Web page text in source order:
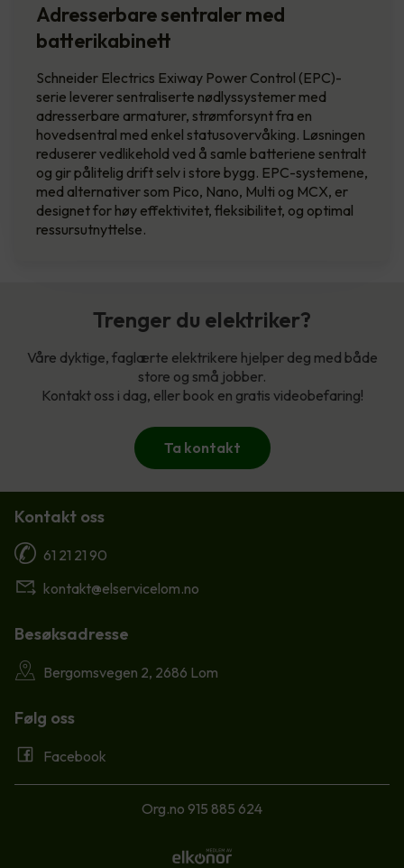
Adresserbare sentraler med
batterikabinett
Schneider Electrics Exiway Power Control (EPC)-
serie leverer sentraliserte nødlyssystemer med
adresserbare armaturer, strømforsynt fra en
hovedsentral med enkel statusovervåking. Løsningen
reduserer vedlikehold ved å samle batteriene sentralt
og gir pålitelig drift selv i store bygg. EPC-systemene,
med alternativer som Pico, Nano, Multi og MCX, er
designet for høy effektivitet, fleksibilitet, og optimal
ressursutnyttelse.
Trenger du elektriker?
Våre dyktige, faglærte elektrikere hjelper deg med både
store og små jobber.
Kontakt oss i dag, eller book en gratis videobefaring!
Ta kontakt
Kontakt oss
61 21 21 90
kontakt@elservicelom.no
Besøksadresse
Bergomsvegen 2, 2686 Lom
Følg oss
Facebook
Org.no 915 885 624